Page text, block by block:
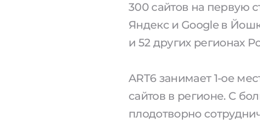
300 сайтов на первую
Яндекс и Google в
и 52 других регионах
ART6 занимает 1-ое
сайтов в регионе. С
плодотворно